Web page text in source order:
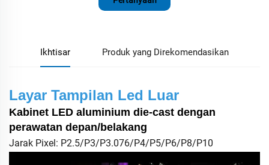
Ikhtisar Produk yang Direkomendasikan
Layar Tampilan Led Luar
Kabinet LED aluminium die-cast dengan
perawatan depan/belakang
Jarak Pixel: P2.5/P3/P3.076/P4/P5/P6/P8/P10